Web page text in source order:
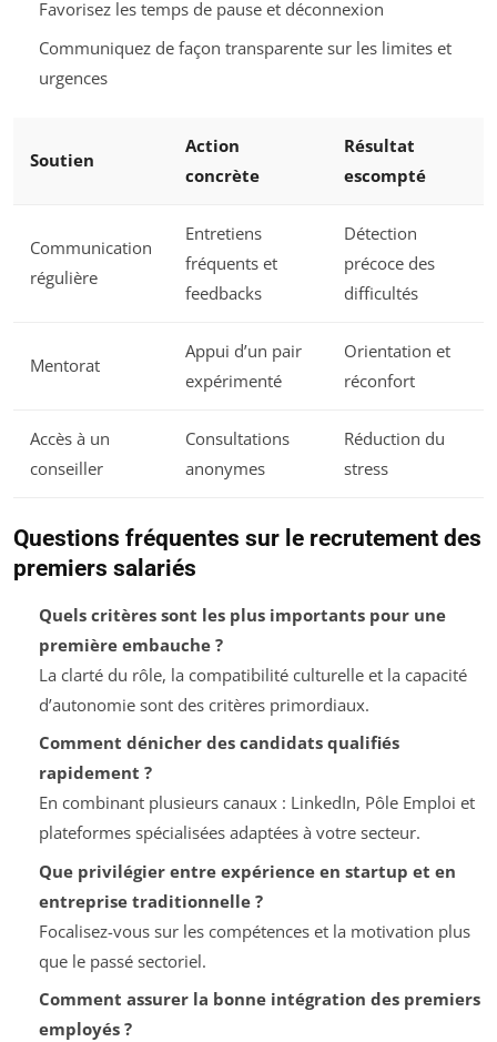
Favorisez les temps de pause et déconnexion
Communiquez de façon transparente sur les limites et
urgences
Soutien
Action
concrète
Résultat
escompté
Communication
régulière
Entretiens
fréquents et
feedbacks
Détection
précoce des
difficultés
Mentorat
Appui d’un pair
expérimenté
Orientation et
réconfort
Accès à un
conseiller
Consultations
anonymes
Réduction du
stress
Questions fréquentes sur le recrutement des
premiers salariés
Quels critères sont les plus importants pour une
première embauche ?
La clarté du rôle, la compatibilité culturelle et la capacité
d’autonomie sont des critères primordiaux.
Comment dénicher des candidats qualifiés
rapidement ?
En combinant plusieurs canaux : LinkedIn, Pôle Emploi et
plateformes spécialisées adaptées à votre secteur.
Que privilégier entre expérience en startup et en
entreprise traditionnelle ?
Focalisez-vous sur les compétences et la motivation plus
que le passé sectoriel.
Comment assurer la bonne intégration des premiers
employés ?